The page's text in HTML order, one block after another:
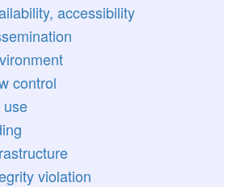
accessibility
control
use
violation